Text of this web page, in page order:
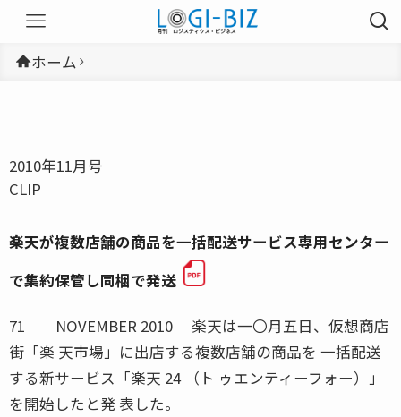
ホーム
2010年11月号
CLIP
楽天が複数店舗の商品を一括配送サービス専用センター
で集約保管し同梱で発送
71 NOVEMBER 2010 楽天は一〇月五日、仮想商店
街「楽 天市場」に出店する複数店舗の商品を 一括配送
する新サービス「楽天 24 （ト ゥエンティーフォー）」
を開始したと発 表した。